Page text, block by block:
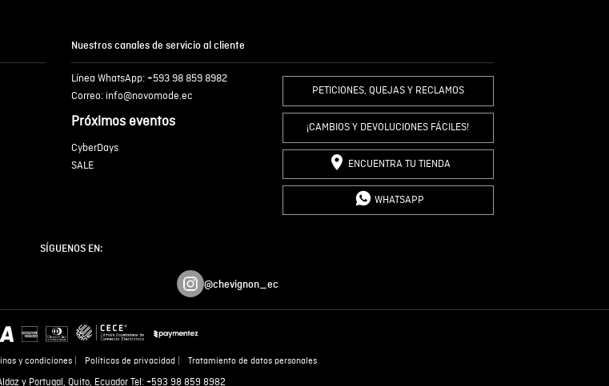
ENVIAR COMENTARIO
Nuestros canales de servicio al cliente
Línea WhatsApp: +593 98 859 8982
Correo: info@novomode.ec
Próximos eventos
CyberDays
SALE
PETICIONES, QUEJAS Y RECLAMOS
¡CAMBIOS Y DEVOLUCIONES FÁCILES!
ENCUENTRA TU TIENDA
WHATSAPP
SÍGUENOS EN:
@chevignon_ec
y condiciones Políticas de privacidad Tratamiento de datos personales
y Portugal, Quito, Ecuador Tel: +593 98 859 8982